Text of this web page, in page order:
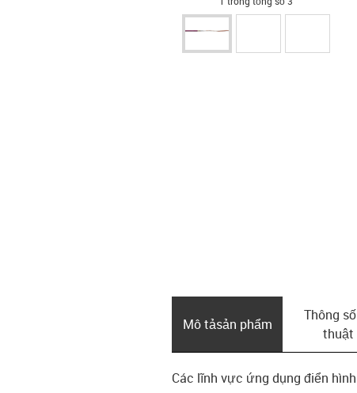
Mô tả­sản phẩm
Thông
thuật
Các lĩnh vực ứng dụng điển hình